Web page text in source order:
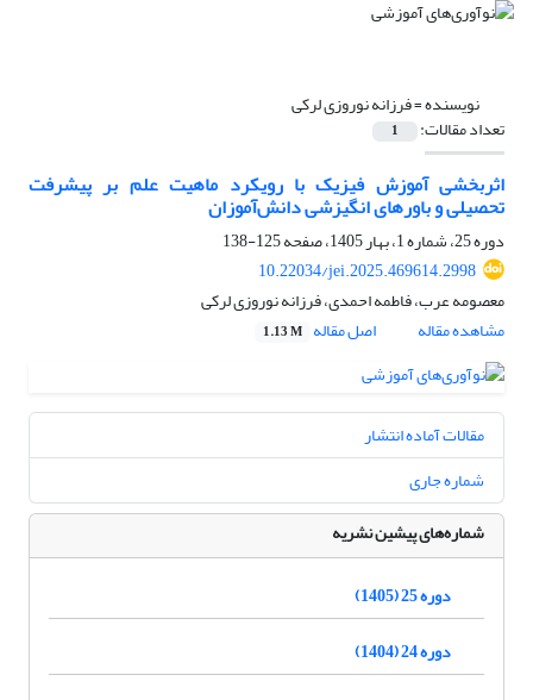
نویسنده =فرزانه نوروزی لرکی
تعداد مقالات: 1
اثربخشی آموزش فیزیک با رویکرد ماهیت علم بر پیشرفت
تحصیلی و باورهای انگیزشی دانش‌آموزان
دوره 25، شماره 1، بهار 1405، صفحه
125-138
10.22034/jei.2025.469614.2998
معصومه عرب، فاطمه احمدی، فرزانه نوروزی لرکی
مشاهده مقاله
اصل مقاله 1.13 M
مقالات آماده انتشار
شماره جاری
شماره‌های پیشین نشریه
دوره 25 (1405)
دوره 24 (1404)